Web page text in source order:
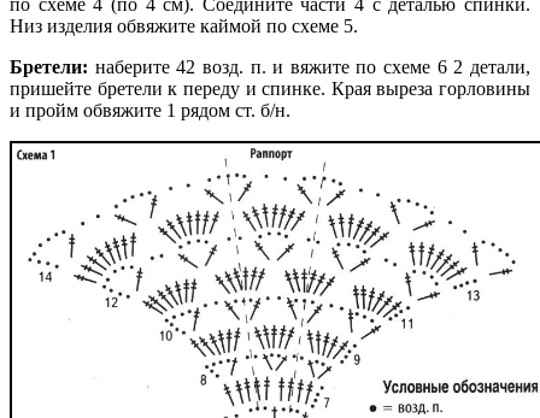
Низ изделия обвяжите каймой по схеме 5.
Бретели: наберите 42 возд. п. и вяжите по схеме 6 2 детали,
пришейте бретели к переду и спинке. Края выреза горловины
и пройм обвяжите 1 рядом ст. б/н.